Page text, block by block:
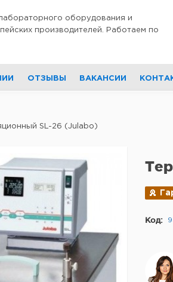
оборудования и
производителей. Работаем по
ОТЗЫВЫ ВАКАНСИИ
SL-26 (Julabo)
Код: